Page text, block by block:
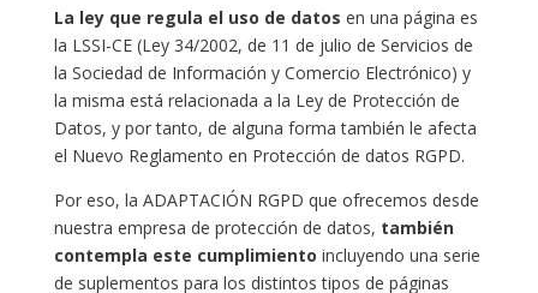
La ley que regula el uso de datos en una página es
la LSSI-CE (Ley 34/2002, de 11 de julio de Servicios de
la Sociedad de Información y Comercio Electrónico) y
la misma está relacionada a la Ley de Protección de
Datos, y por tanto, de alguna forma también le afecta
el Nuevo Reglamento en Protección de datos RGPD.
Por eso, la ADAPTACIÓN RGPD que ofrecemos desde
nuestra empresa de protección de datos, también
contempla este cumplimiento incluyendo una serie
de suplementos para los distintos tipos de páginas